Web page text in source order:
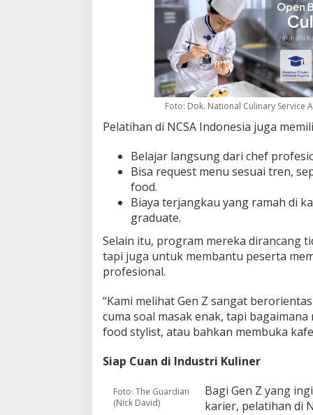
Foto: Dok. National Culinary Service
Pelatihan di NCSA Indonesia juga
Belajar langsung dari chef
Bisa request menu sesuai tren,
food.
Biaya terjangkau yang ramah di
graduate.
Selain itu, program mereka dirancang
tapi juga untuk membantu peserta
profesional.
“Kami melihat Gen Z sangat
cuma soal masak enak, tapi
food stylist, atau bahkan membuka
Siap Cuan di Industri Kuliner
Foto: The Guardian
(Nick David)
Bagi Gen Z yang
karier, pelatihan di